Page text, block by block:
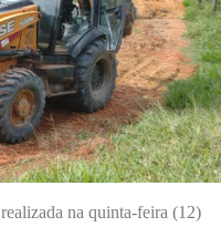
na quinta-feira (12)